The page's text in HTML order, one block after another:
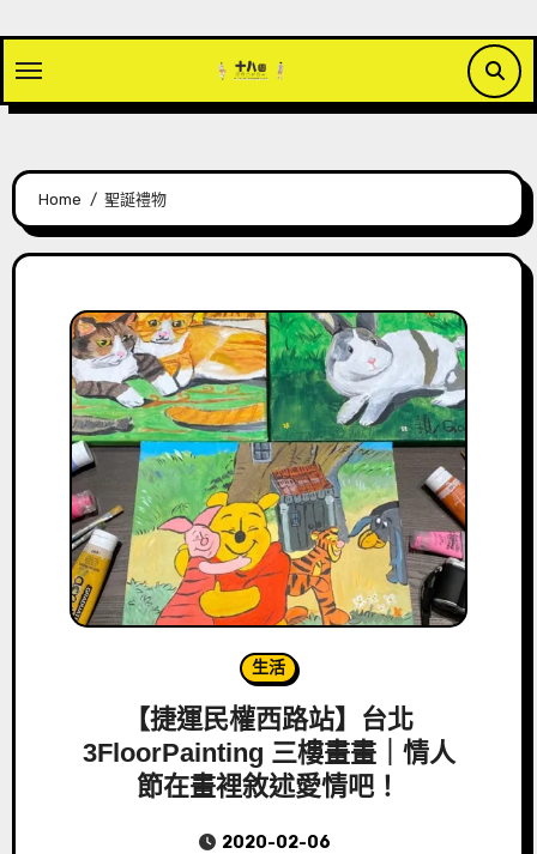
content
Home 聖誕禮物
生活
【捷運民權西路站】台北
3FloorPainting 三樓畫畫｜情人
節在畫裡敘述愛情吧！
2020-02-06